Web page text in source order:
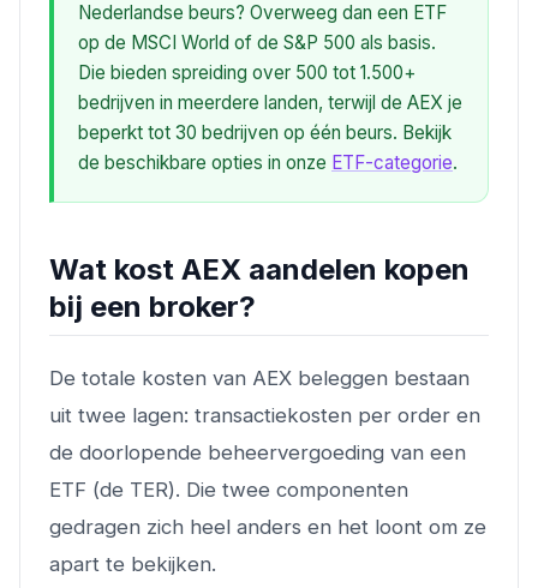
Nederlandse beurs? Overweeg dan een ETF
op de MSCI World of de S&P 500 als basis.
Die bieden spreiding over 500 tot 1.500+
bedrijven in meerdere landen, terwijl de AEX je
beperkt tot 30 bedrijven op één beurs. Bekijk
de beschikbare opties in onze ETF-categorie.
Wat kost AEX aandelen kopen
bij een broker?
De totale kosten van AEX beleggen bestaan
uit twee lagen: transactiekosten per order en
de doorlopende beheervergoeding van een
ETF (de TER). Die twee componenten
gedragen zich heel anders en het loont om ze
apart te bekijken.